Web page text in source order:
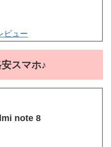
ビュー
スマホ♪
note 8